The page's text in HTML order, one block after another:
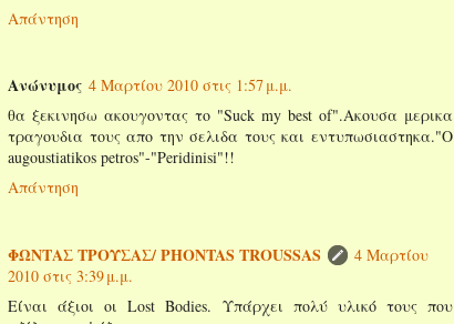
Απάντηση
Ανώνυμος 4 Μαρτίου 2010 στις 1:57 μ.μ.
θα ξεκινησω ακουγοντας το "Suck my best of".Ακουσα μερικα
τραγουδια τους απο την σελιδα τους και εντυπωσιαστηκα."O
augoustiatikos petros"-"Peridinisi"!!
Απάντηση
ΦΩΝΤΑΣ ΤΡΟΥΣΑΣ/ PHONTAS TROUSSAS
4 Μαρτίου
2010 στις 3:39 μ.μ.
Είναι άξιοι οι Lost Bodies. Υπάρχει πολύ υλικό τους που